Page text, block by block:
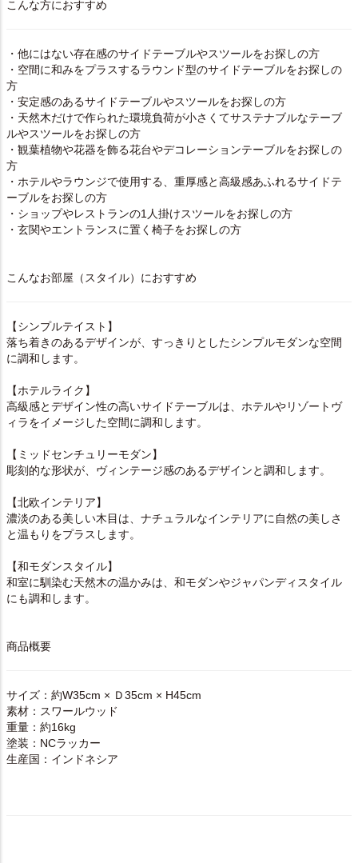
こんな方におすすめ
・他にはない存在感のサイドテーブルやスツールをお探しの方
・空間に和みをプラスするラウンド型のサイドテーブルをお探しの
方
・安定感のあるサイドテーブルやスツールをお探しの方
・天然木だけで作られた環境負荷が小さくてサステナブルなテーブ
ルやスツールをお探しの方
・観葉植物や花器を飾る花台やデコレーションテーブルをお探しの
方
・ホテルやラウンジで使用する、重厚感と高級感あふれるサイドテ
ーブルをお探しの方
・ショップやレストランの1人掛けスツールをお探しの方
・玄関やエントランスに置く椅子をお探しの方
こんなお部屋（スタイル）におすすめ
【シンプルテイスト】
落ち着きのあるデザインが、すっきりとしたシンプルモダンな空間
に調和します。
【ホテルライク】
高級感とデザイン性の高いサイドテーブルは、ホテルやリゾートヴ
ィラをイメージした空間に調和します。
【ミッドセンチュリーモダン】
彫刻的な形状が、ヴィンテージ感のあるデザインと調和します。
【北欧インテリア】
濃淡のある美しい木目は、ナチュラルなインテリアに自然の美しさ
と温もりをプラスします。
【和モダンスタイル】
和室に馴染む天然木の温かみは、和モダンやジャパンディスタイル
にも調和します。
商品概要
サイズ：約W35cm × Ｄ35cm × H45cm
素材：スワールウッド
重量：約16kg
塗装：NCラッカー
生産国：インドネシア